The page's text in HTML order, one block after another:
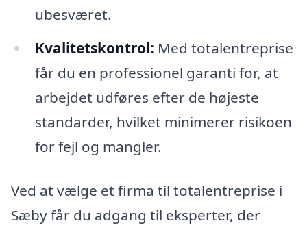
ubesværet.
Kvalitetskontrol: Med totalentreprise
får du en professionel garanti for, at
arbejdet udføres efter de højeste
standarder, hvilket minimerer risikoen
for fejl og mangler.
Ved at vælge et firma til totalentreprise i
Sæby får du adgang til eksperter, der